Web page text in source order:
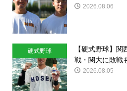
2026.08.06
硬式野球
【硬式野球】
戦・関大に敗戦
2026.08.05